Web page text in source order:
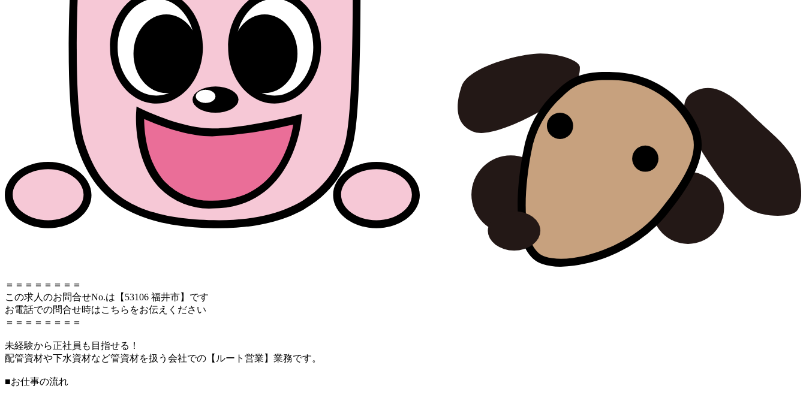
＝＝＝＝＝＝＝＝
この求人のお問合せNo.は【53106 福井市】です
お電話での問合せ時はこちらをお伝えください
＝＝＝＝＝＝＝＝
未経験から正社員も目指せる！
配管資材や下水資材など管資材を扱う会社での【ルート営業】業務です。
■お仕事の流れ